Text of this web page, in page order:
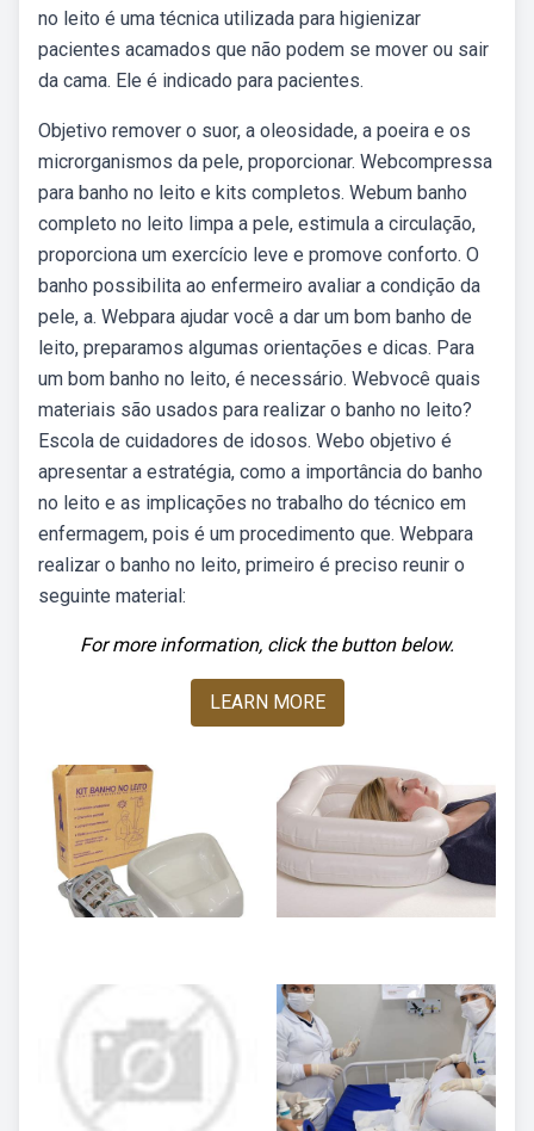
no leito é uma técnica utilizada para higienizar
pacientes acamados que não podem se mover ou sair
da cama. Ele é indicado para pacientes.
Objetivo remover o suor, a oleosidade, a poeira e os
microrganismos da pele, proporcionar. Webcompressa
para banho no leito e kits completos. Webum banho
completo no leito limpa a pele, estimula a circulação,
proporciona um exercício leve e promove conforto. O
banho possibilita ao enfermeiro avaliar a condição da
pele, a. Webpara ajudar você a dar um bom banho de
leito, preparamos algumas orientações e dicas. Para
um bom banho no leito, é necessário. Webvocê quais
materiais são usados para realizar o banho no leito?
Escola de cuidadores de idosos. Webo objetivo é
apresentar a estratégia, como a importância do banho
no leito e as implicações no trabalho do técnico em
enfermagem, pois é um procedimento que. Webpara
realizar o banho no leito, primeiro é preciso reunir o
seguinte material:
For more information, click the button below.
LEARN MORE